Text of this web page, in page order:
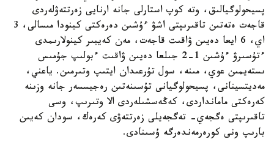
پسيحولوگيالىق، وتە كوپ استارلى جانە ارنايى زەرتتەۋلەردى
قاجەت ەتەتىن تاقىرىپتى اشۋ ءۇشىن دەرەكتى كينودا مىسالى، 3
اي، 6 ايعا دەيىن ۋاقىت قاجەت، مەن كەيبىر كينولارىمدى
ءتۇسىرۋ ءۇشىن 1-2 جىلعا دەيىن ۋاقىت ءبولىپ جۇمىس
ىستەيمىن عوي، مىنە، سول تۇرعىدان ايتىپ وتىرمىن. ياعني،
مەديتسينانى، پسيحولوگيانى تۇسىنەتىن رەجيسسەر جانە وزىنە
كەرەكتى مامانداردى، كەڭەسشىلەردى الا وتىرىپ، وسى
تاقىرىپتى ەگجەي- تەگجەيلى زەرتتەۋى كەرەك، سودان كەيىن
بارىپ ونى كورەرمەندەرگە ۇسىنادى.